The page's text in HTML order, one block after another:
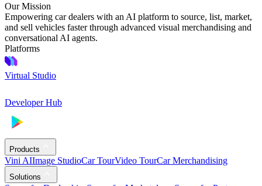
Our Mission
Empowering car dealers with an AI platform to source, list, market,
and sell vehicles faster through advanced visual merchandising and
conversational AI agents.
Platforms
Virtual Studio
Developer Hub
Products
Vini AIImage StudioCar TourVideo TourCar Merchandising
Solutions